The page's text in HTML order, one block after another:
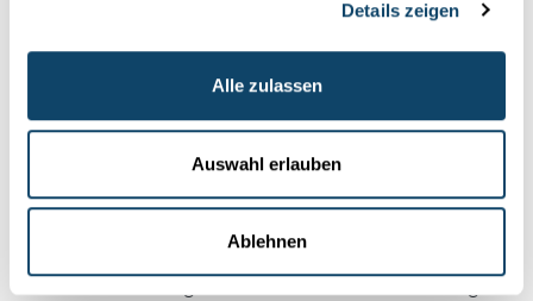
Details zeigen
Alle zulassen
Auswahl erlauben
Ablehnen
Behandlung von Menschen zugelassen werden. Das soll
gliedern sich in drei Phasen. Die erste steht die
Verträglichkeit des Impfstoffes im Vordergrund. Diese
testen die Wissenschaftler an wenigen, gesunden
In der nächsten Phase erhalten einige hundert Freiwillige